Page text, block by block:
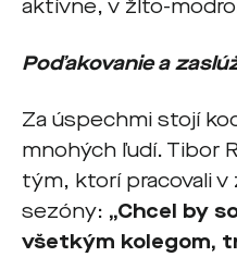
aktívne, v žlto-
Poďakovanie a
Za úspechmi stojí
mnohých ľudí. Tibor
tým, ktorí pracovali v
sezóny: „Chcel by
všetkým kolegom,